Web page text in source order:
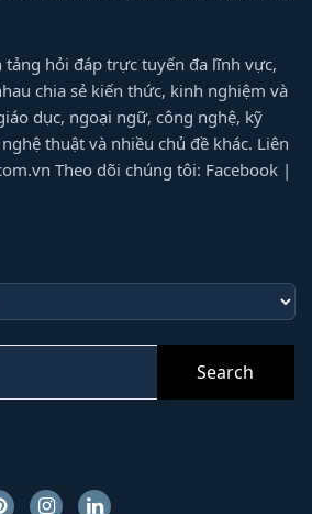
tảng hỏi đáp trực tuyến đa lĩnh vực,
chia sẻ kiến thức, kinh nghiệm và
dục, ngoại ngữ, công nghệ, kỹ
thuật và nhiều chủ đề khác. Liên
Theo dõi chúng tôi: Facebook |